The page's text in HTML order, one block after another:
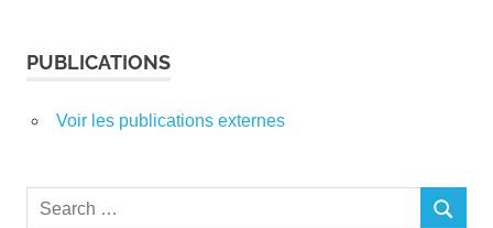
PUBLICATIONS
Voir les publications externes
Search
SEARCH